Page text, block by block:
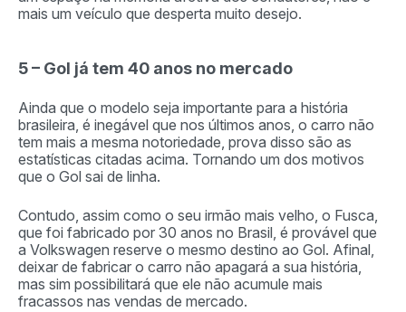
mais um veículo que desperta muito desejo.
5 – Gol já tem 40 anos no mercado
Ainda que o modelo seja importante para a história
brasileira, é inegável que nos últimos anos, o carro não
tem mais a mesma notoriedade, prova disso são as
estatísticas citadas acima. Tornando um dos motivos
que o Gol sai de linha.
Contudo, assim como o seu irmão mais velho, o Fusca,
que foi fabricado por 30 anos no Brasil, é provável que
a Volkswagen reserve o mesmo destino ao Gol. Afinal,
deixar de fabricar o carro não apagará a sua história,
mas sim possibilitará que ele não acumule mais
fracassos nas vendas de mercado.